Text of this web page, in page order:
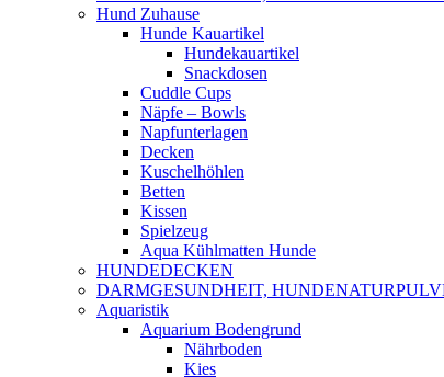
Hund Zuhause
Hunde Kauartikel
Hundekauartikel
Snackdosen
Cuddle Cups
Näpfe – Bowls
Napfunterlagen
Decken
Kuschelhöhlen
Betten
Kissen
Spielzeug
Aqua Kühlmatten Hunde
HUNDEDECKEN
DARMGESUNDHEIT,
Aquaristik
Aquarium Bodengrund
Nährboden
Kies